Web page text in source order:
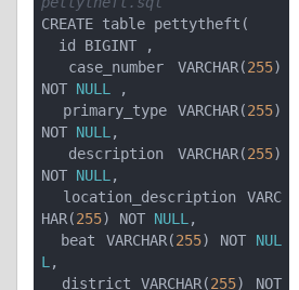
CREATE table pettytheft(
  case_number VARCHAR(
255)
NOT NULL
,
  primary_type VARCHAR(
255)
NOT NULL ,
  description VARCHAR(
255)
NOT NULL ,
HAR(255) NOT NULL ,
  beat VARCHAR(
255) NOT NUL
L ,
  district VARCHAR(
255
) NOT